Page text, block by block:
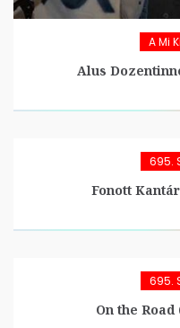
A Mi
Alus
695.
Fonott
695.
On the